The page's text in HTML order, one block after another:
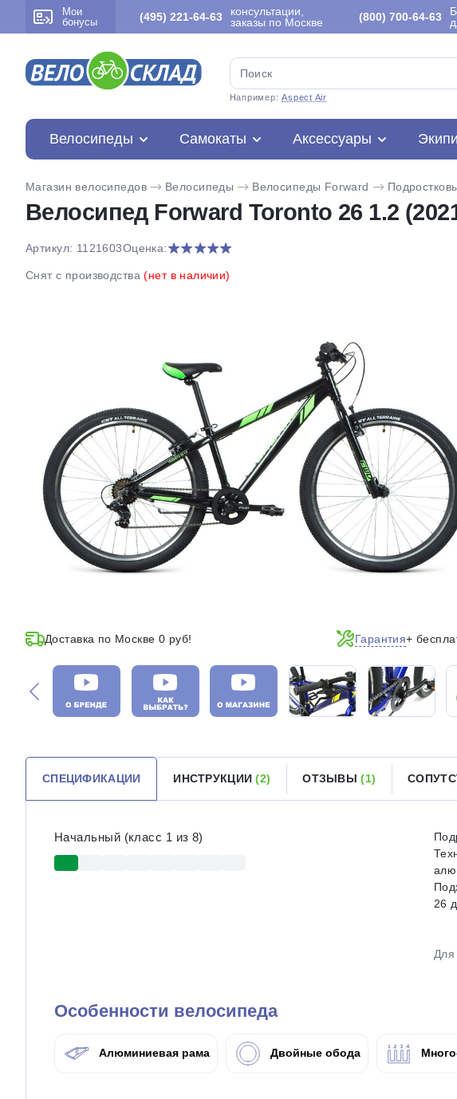
Мои
бонусы
(495) 221-64-63
консультации,
заказы по Москве
(800) 700-64-63
Например:Aspect Air
Велосипеды Самокаты Аксессуары
Магазин велосипедов Велосипеды Велосипеды Forward
Велосипед Forward Toronto 26 1.2
Артикул: 1121603Оценка:
Снят с производства(нет в наличии)
Доставка по Москве 0 руб! Гарантия+
СПЕЦИФИКАЦИИ ИНСТРУКЦИИ(2) ОТЗЫВЫ(1)
Начальный (класс 1 из 8)
26
Для
Особенности велосипеда
Алюминиевая рама Двойные обода
Разбейте
на части
График
Сегодня
25%
25%
Подробнее